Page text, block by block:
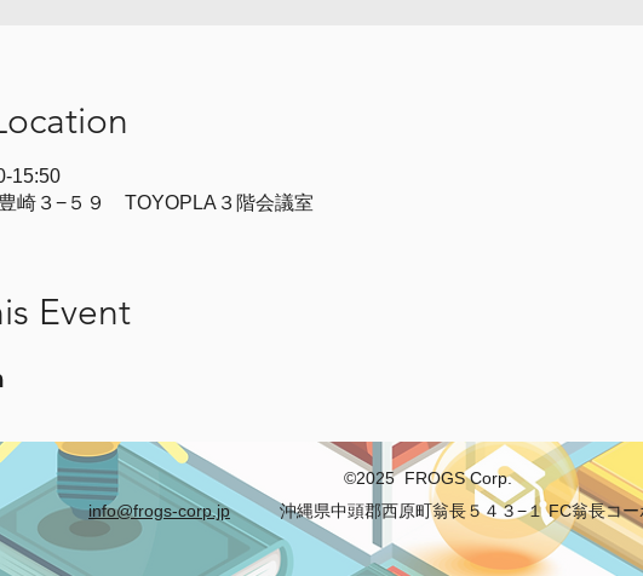
15:50
崎３−５９ TOYOPLA３階会議室
Event
©2025 FROGS Corp.
info@frogs-corp.jp
沖縄県中頭郡西原町翁長５４３−１ FC翁長コ